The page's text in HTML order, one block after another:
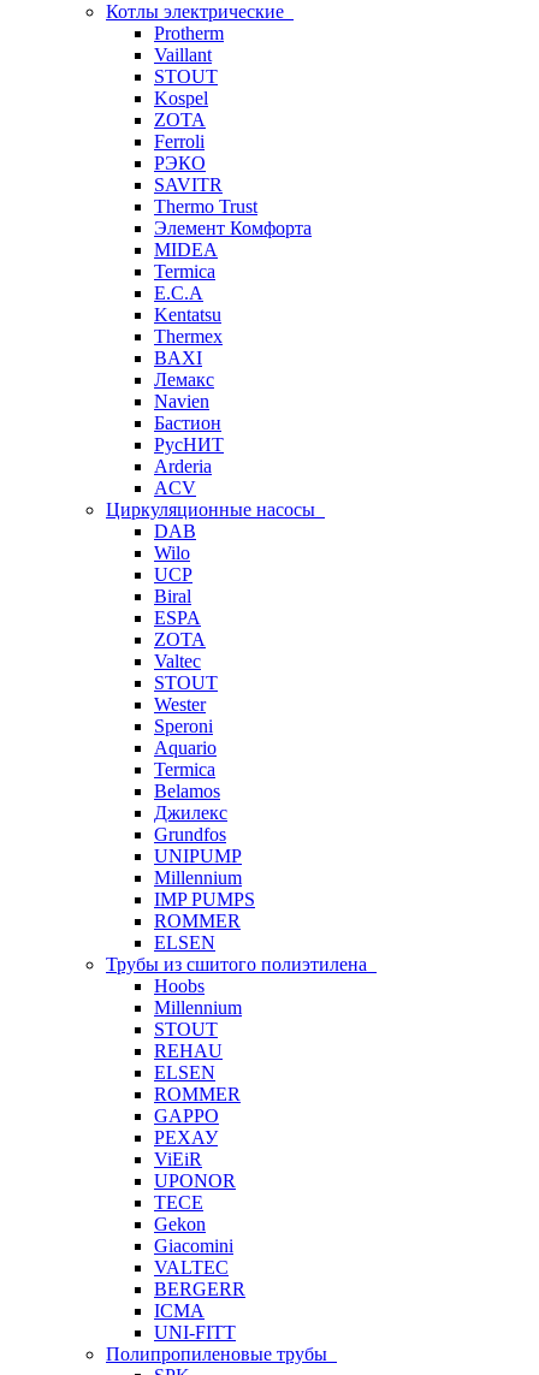
Котлы электрические
Protherm
Vaillant
STOUT
Kospel
ZOTA
Ferroli
РЭКО
SAVITR
Thermo Trust
Элемент Комфорта
MIDEA
Termica
E.C.A
Kentatsu
Thermex
BAXI
Лемакс
Navien
Бастион
РусНИТ
Arderia
ACV
Циркуляционные насосы
DAB
Wilo
UCP
Biral
ESPA
ZOTA
Valtec
STOUT
Wester
Speroni
Aquario
Termica
Belamos
Джилекс
Grundfos
UNIPUMP
Millennium
IMP PUMPS
ROMMER
ELSEN
Трубы из сшитого полиэтилена
Hoobs
Millennium
STOUT
REHAU
ELSEN
ROMMER
GAPPO
РЕХАУ
ViEiR
UPONOR
TECE
Gekon
Giacomini
VALTEC
BERGERR
ICMA
UNI-FITT
Полипропиленовые трубы